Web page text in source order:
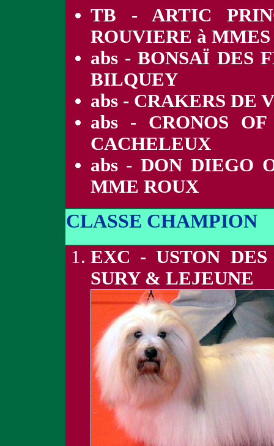
TB - ARTIC
ROUVIERE à
abs - BONSAÏ DES
BILQUEY
abs - CRAKERS DE
abs - CRONOS
CACHELEUX
abs - DON DIEGO
MME ROUX
CLASSE CHAMPION
EXC - USTON
SURY & LEJEUNE